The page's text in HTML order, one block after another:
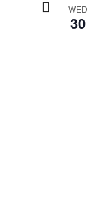
WED
30